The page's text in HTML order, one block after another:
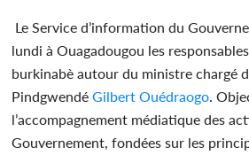
Le Service d’information du
lundi à Ouagadougou les
burkinabè autour du ministre chargé
PindgwendéGilbert Ouédraogo.
l’accompagnement médiatique des
Gouvernement, fondées sur les